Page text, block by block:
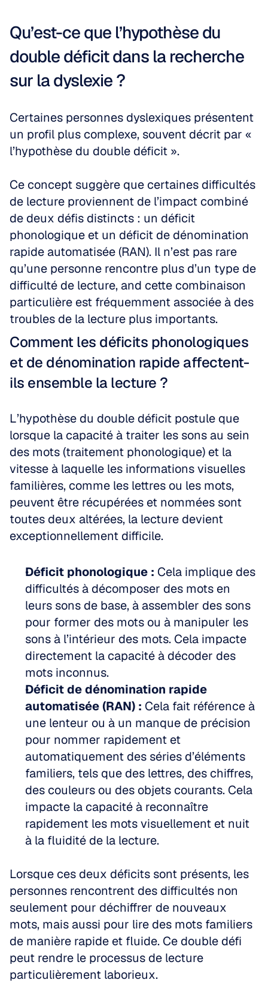
Qu’est-ce que l’hypothèse du
double déficit dans la recherche
sur la dyslexie ?
Certaines personnes dyslexiques présentent
un profil plus complexe, souvent décrit par «
l’hypothèse du double déficit ».
Ce concept suggère que certaines difficultés
de lecture proviennent de l’impact combiné
de deux défis distincts : un déficit
phonologique et un déficit de dénomination
rapide automatisée (RAN). Il n’est pas rare
qu’une personne rencontre plus d’un type de
difficulté de lecture, and cette combinaison
particulière est fréquemment associée à des
troubles de la lecture plus importants.
Comment les déficits phonologiques
et de dénomination rapide affectent-
ils ensemble la lecture ?
L’hypothèse du double déficit postule que
lorsque la capacité à traiter les sons au sein
des mots (traitement phonologique) et la
vitesse à laquelle les informations visuelles
familières, comme les lettres ou les mots,
peuvent être récupérées et nommées sont
toutes deux altérées, la lecture devient
exceptionnellement difficile.
Déficit phonologique : Cela implique des
difficultés à décomposer des mots en
leurs sons de base, à assembler des sons
pour former des mots ou à manipuler les
sons à l’intérieur des mots. Cela impacte
directement la capacité à décoder des
mots inconnus.
Déficit de dénomination rapide
automatisée (RAN) : Cela fait référence à
une lenteur ou à un manque de précision
pour nommer rapidement et
automatiquement des séries d’éléments
familiers, tels que des lettres, des chiffres,
des couleurs ou des objets courants. Cela
impacte la capacité à reconnaître
rapidement les mots visuellement et nuit
à la fluidité de la lecture.
Lorsque ces deux déficits sont présents, les
personnes rencontrent des difficultés non
seulement pour déchiffrer de nouveaux
mots, mais aussi pour lire des mots familiers
de manière rapide et fluide. Ce double défi
peut rendre le processus de lecture
particulièrement laborieux.